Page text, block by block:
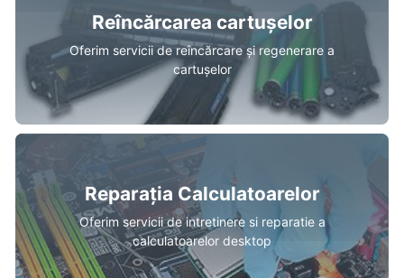
Reîncărcarea cartușelor
Oferim servicii de reîncărcare și regenerare a
cartușelor
Reparația Calculatoarelor
Oferim servicii de intretinere si reparatie a
calculatoarelor desktop